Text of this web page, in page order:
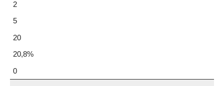
2
5
20
20,8%
0